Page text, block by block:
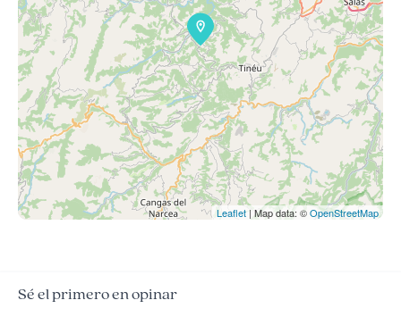
Leaflet | Map data: ©OpenStreetMap
Sé el primero en opinar